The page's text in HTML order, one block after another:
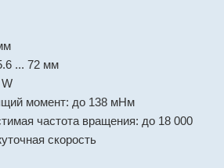
... 72 мм
момент: до 138 мНм
частота вращения: до 18 000
скорость